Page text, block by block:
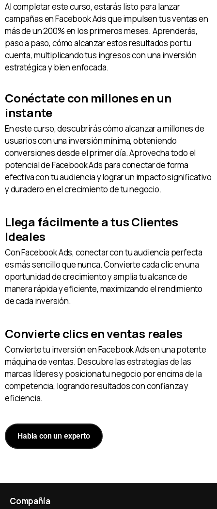
Al completar este curso, estarás listo para lanzar
campañas en Facebook Ads que impulsen tus ventas en
más de un 200% en los primeros meses. Aprenderás,
paso a paso, cómo alcanzar estos resultados por tu
cuenta, multiplicando tus ingresos con una inversión
estratégica y bien enfocada.
Conéctate con millones en un
instante
En este curso, descubrirás cómo alcanzar a millones de
usuarios con una inversión mínima, obteniendo
conversiones desde el primer día. Aprovecha todo el
potencial de Facebook Ads para conectar de forma
efectiva con tu audiencia y lograr un impacto significativo
y duradero en el crecimiento de tu negocio.
Llega fácilmente a tus Clientes
Ideales
Con Facebook Ads, conectar con tu audiencia perfecta
es más sencillo que nunca. Convierte cada clic en una
oportunidad de crecimiento y amplía tu alcance de
manera rápida y eficiente, maximizando el rendimiento
de cada inversión.
Convierte clics en ventas reales
Convierte tu inversión en Facebook Ads en una potente
máquina de ventas. Descubre las estrategias de las
marcas líderes y posiciona tu negocio por encima de la
competencia, logrando resultados con confianza y
eficiencia.
Habla con un experto
Compañía